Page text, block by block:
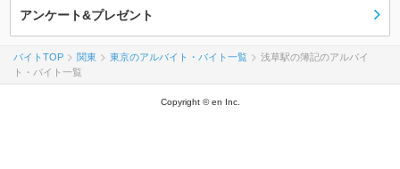
アンケート&プレゼント
バイトTOP 関東 東京のアルバイト・バイト一覧
浅草駅の簿記のアルバイ
ト・バイト一覧
Copyright © en Inc.